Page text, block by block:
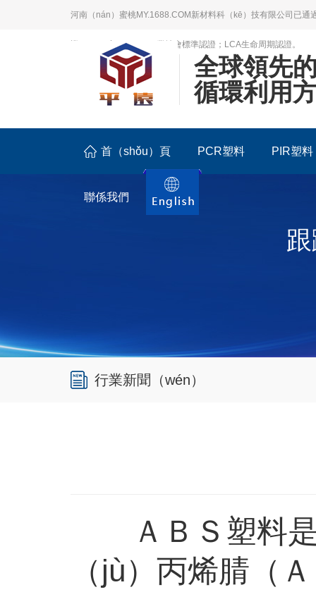
河南（nán）蜜桃MY.1688.COM新材料科（kē）技有限公司已
證；BSCI商（shāng）業社會標準認證；LCA生命周期認證。
全球領先
循環利用
首（shǒu）頁 PCR塑料 PIR塑料
聯係我們
行業新聞（wén）
ＡＢＳ塑料是
（jù）丙烯腈（